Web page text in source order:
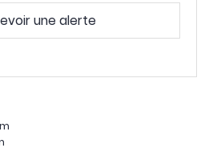
une alerte